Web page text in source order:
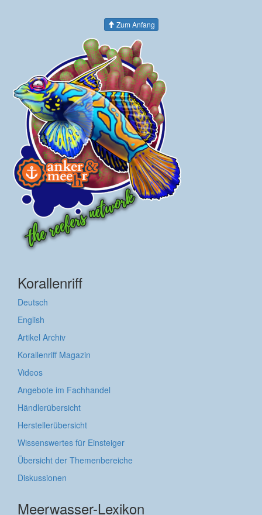
Zum Anfang
Korallenriff
Deutsch
English
Artikel Archiv
Korallenriff Magazin
Videos
Angebote im Fachhandel
Händlerübersicht
Herstellerübersicht
Wissenswertes für Einsteiger
Übersicht der Themenbereiche
Diskussionen
Meerwasser-Lexikon